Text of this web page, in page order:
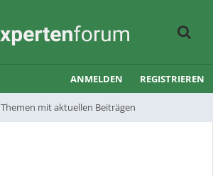
Themen mit aktuellen Beiträgen
ANMELDEN REGISTRIEREN